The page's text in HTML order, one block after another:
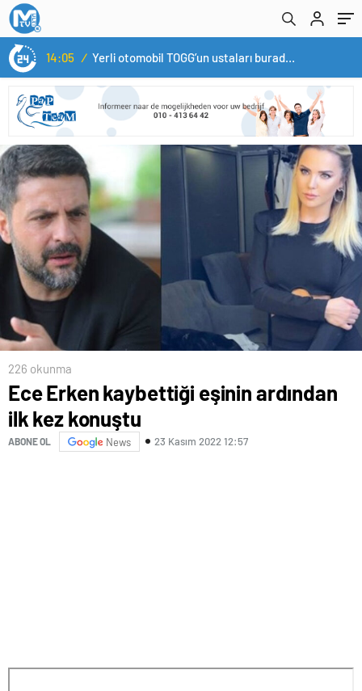
14:05 / Yerli otomobil TOGG’un ustaları burada yetişecek
226 okunma
Ece Erken kaybettiği eşinin ardından
ilk kez konuştu
ABONE OL News 23 Kasım 2022 12:57